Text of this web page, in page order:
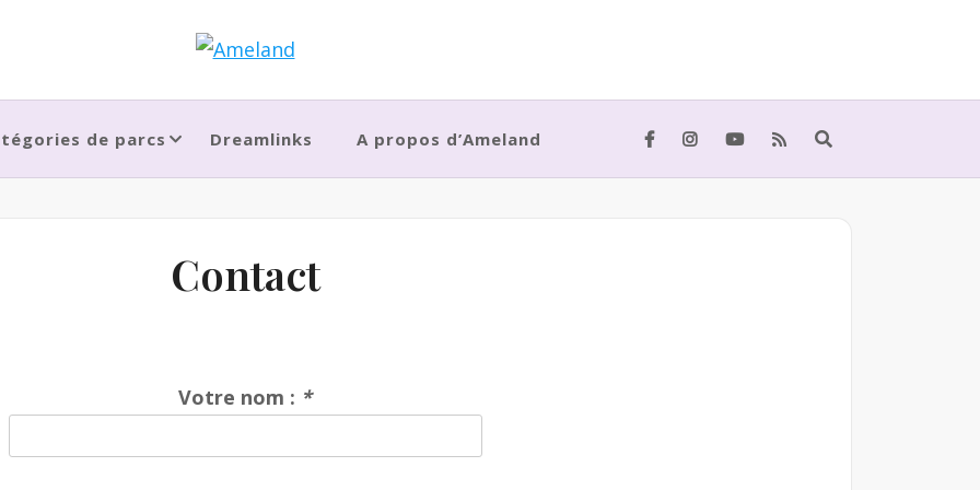
de parcs Dreamlinks A propos d’Ameland
Contact
Votre nom : *